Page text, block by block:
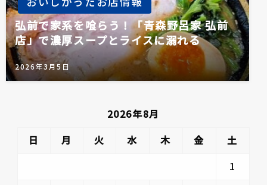
弘前で家系を喰らう！「青森野呂家 弘前
店」で濃厚スープとライスに溺れる
2026年3月5日
2026年8月
日
月 火 水 木 金
土
1